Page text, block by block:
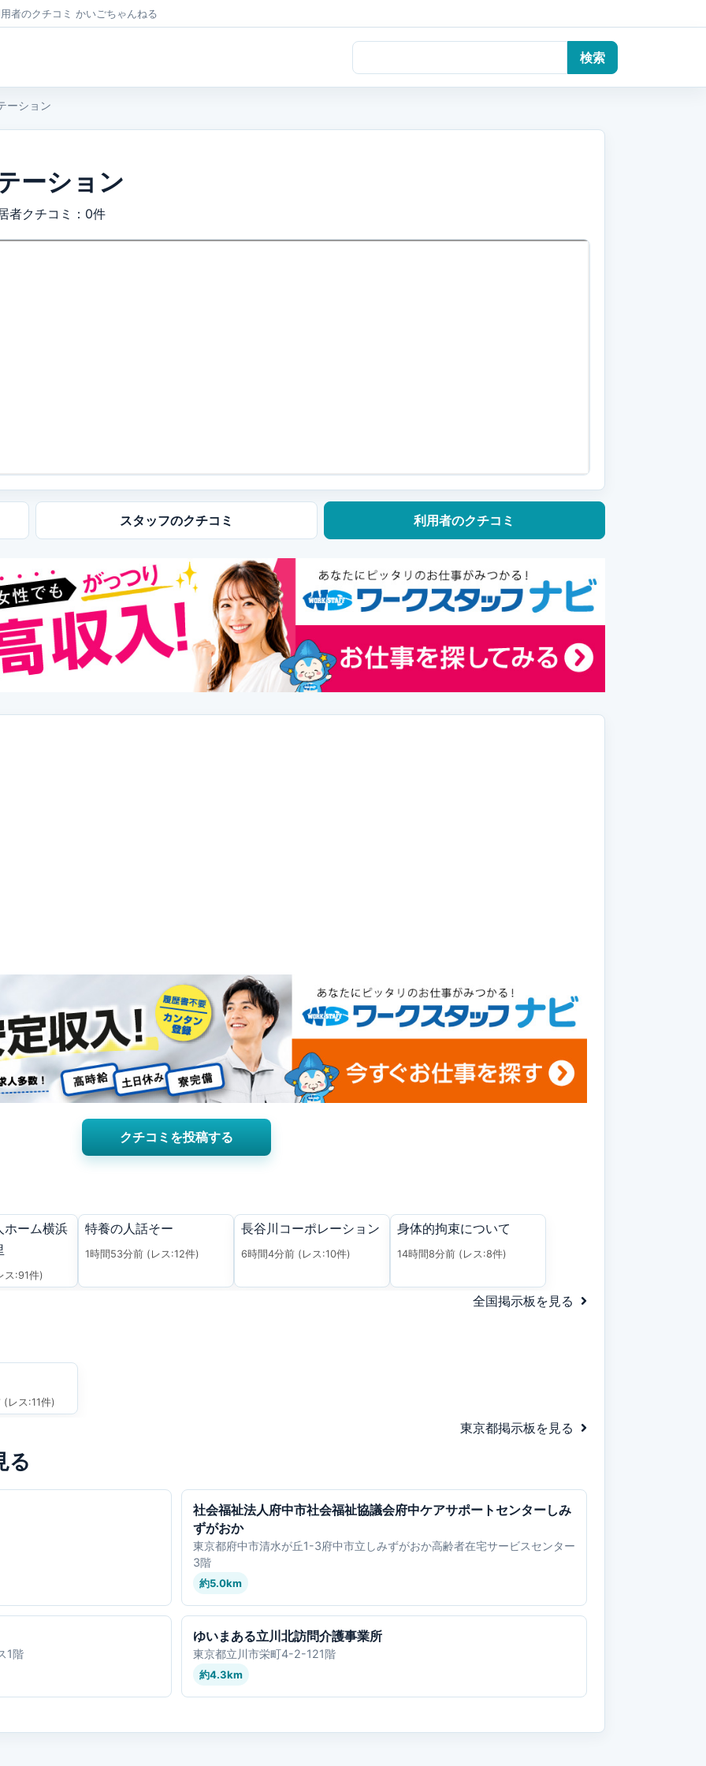
者のクチコミ かいごちゃんねる
ーション
ーション
者クチコミ：0件
スタッフのクチコミ 利用者のクチコミ
クチコミを投稿する
ホーム横浜
ス:91件)
特養の人話そー
1時間53分前 (レス:12件)
長谷川コーポレーション
6時間4分前 (レス:10件)
身体的拘束について
14時間8分前 (レス:8件)
全国掲示板を見る
(レス:11件)
東京都掲示板を見る
る
社会福祉法人府中市社会福祉協議会府中ケアサポートセンターしみ
ずがおか
東京都府中市清水が丘1-3府中市立しみずがおか高齢者在宅サービスセンター
3階
約5.0km
1階
ゆいまある立川北訪問介護事業所
東京都立川市栄町4-2-121階
約4.3km